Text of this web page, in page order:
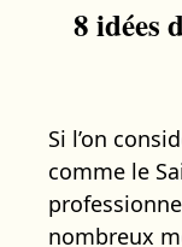
8 idées
Si l’on
comme le
nombreux